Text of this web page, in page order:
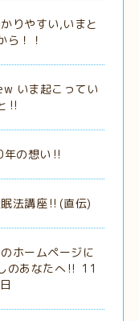
りやすい,いまと
ら！！
いま起こってい
‼️
年の想い‼️
法講座‼️(直伝)
ホームページに
のあなたへ‼️ 11